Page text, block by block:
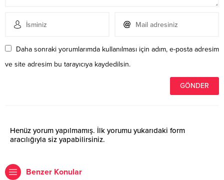
Daha sonraki yorumlarımda kullanılması için adım, e-posta adresim
ve site adresim bu tarayıcıya kaydedilsin.
Henüz yorum yapılmamış. İlk yorumu yukarıdaki form
aracılığıyla siz yapabilirsiniz.
Benzer Konular